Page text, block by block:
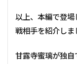
以上、本編で登
戦相手を紹介しま
甘露寺蜜璃が独